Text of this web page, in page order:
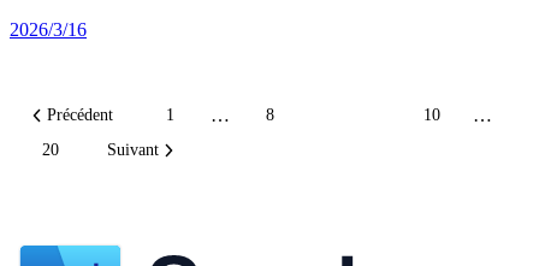
2026/3/16
Précédent 1 … 8 10 …
20 Suivant